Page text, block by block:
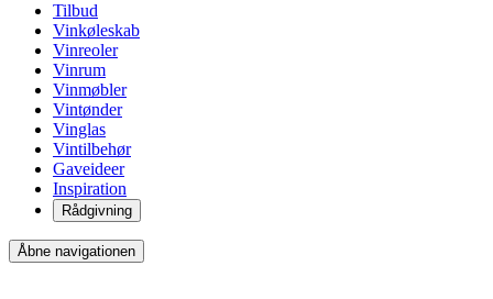
Tilbud
Vinkøleskab
Vinreoler
Vinrum
Vinmøbler
Vintønder
Vinglas
Vintilbehør
Gaveideer
Inspiration
Rådgivning
Åbne navigationen